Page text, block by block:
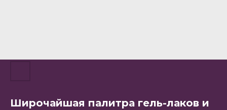
Широчайшая палитра гель-лаков и